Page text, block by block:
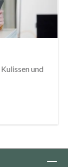
und